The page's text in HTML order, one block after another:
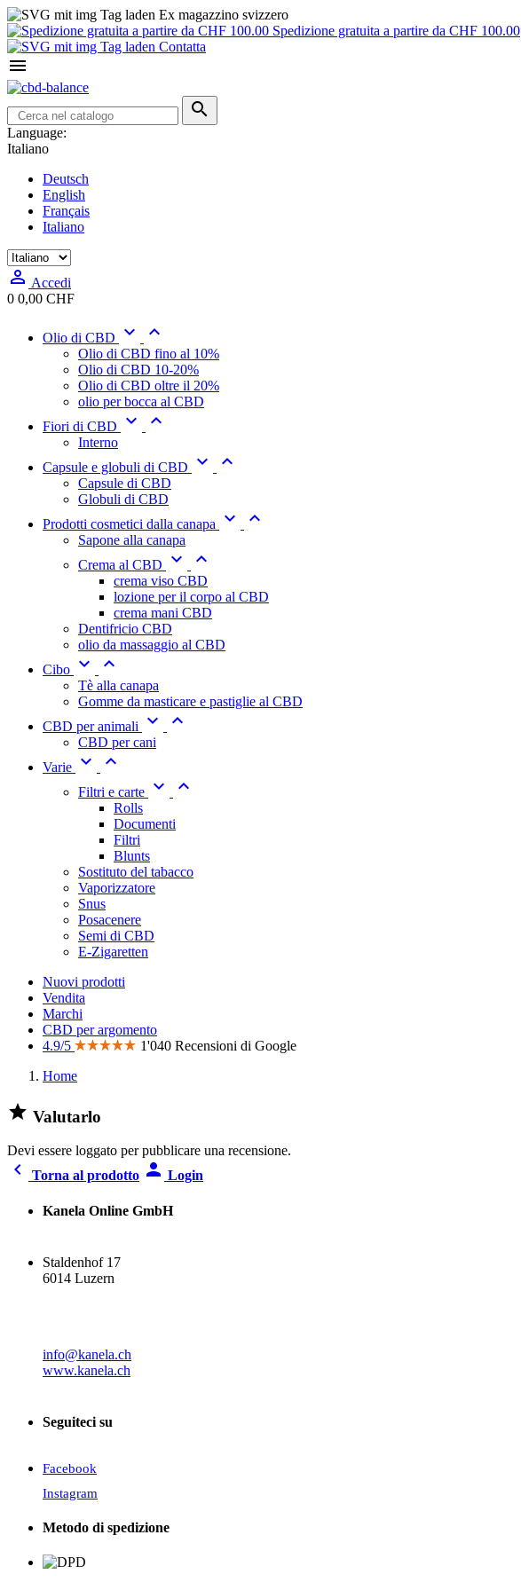
Ex magazzino svizzero
Spedizione gratuita a partire da CHF 100.00
Contatta


Language:
Italiano
Deutsch
English
Français
Italiano
 Accedi
0 0,00 CHF
Olio di CBD  
Olio di CBD fino al 10%
Olio di CBD 10-20%
Olio di CBD oltre il 20%
olio per bocca al CBD
Fiori di CBD
 
Interno
Capsule e globuli di CBD
 
Capsule di CBD
Globuli di CBD
Prodotti cosmetici dalla canapa
 
Sapone alla canapa
Crema al CBD
 
crema viso CBD
lozione per il corpo al CBD
crema mani CBD
Dentifricio CBD
olio da massaggio al CBD
Cibo  
Tè alla canapa
Gomme da masticare e pastiglie al CBD
CBD per animali
 
CBD per cani
Varie  
Filtri e carte  
Rolls
Documenti
Filtri
Blunts
Sostituto del tabacco
Vaporizzatore
Snus
Posacenere
Semi di CBD
E-Zigaretten
Nuovi prodotti
Vendita
Marchi
CBD per argomento
4.9/5
1'040 Recensioni di Google
Home
 Valutarlo
Devi essere loggato per pubblicare una recensione.
 Torna al prodotto  Login
Kanela Online GmbH
Staldenhof 17
6014 Luzern
info@kanela.ch
www.kanela.ch
Seguiteci su
Facebook
Instagram
Metodo di spedizione